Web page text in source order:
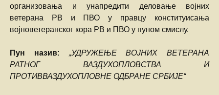
организовања и унапредити деловање војних
ветерана РВ и ПВО у правцу конституисања
војноветеранског кора РВ и ПВО у пуном смислу.
Пун назив:
„УДРУЖЕЊЕ ВОЈНИХ ВЕТЕРАНА
РАТНОГ ВАЗДУХОПЛОВСТВА И
ПРОТИВВАЗДУХОПЛОВНЕ ОДБРАНЕ СРБИЈЕ“